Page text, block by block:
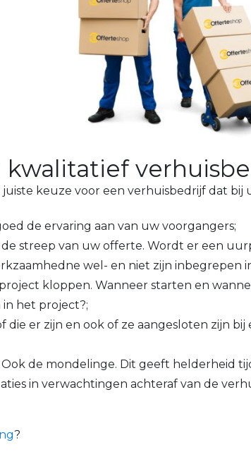
kwalitatief
keuze voor een verhuisbedrijf dat
de ervaring aan van uw voorgangers;
streep van uw offerte. Wordt er een
wel- en niet zijn inbegrepen
kloppen. Wanneer starten en
het project?;
die er zijn en ook of ze aangesloten zijn
de mondelinge. Dit geeft helderheid
in verwachtingen achteraf van de
?